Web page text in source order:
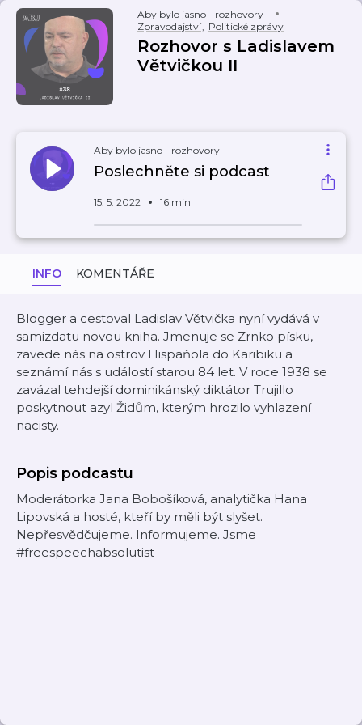
Aby bylo jasno - rozhovory
Zpravodajství, Politické zprávy
Rozhovor s Ladislavem
Větvičkou II
Aby bylo jasno - rozhovory
Poslechněte si podcast
15. 5. 2022 16 min
INFO KOMENTÁŘE
Blogger a cestoval Ladislav Větvička nyní vydává v
samizdatu novou kniha. Jmenuje se Zrnko písku,
zavede nás na ostrov Hispaňola do Karibiku a
seznámí nás s událostí starou 84 let. V roce 1938 se
zavázal tehdejší dominikánský diktátor Trujillo
poskytnout azyl Židům, kterým hrozilo vyhlazení
nacisty.
Popis podcastu
Moderátorka Jana Bobošíková, analytička Hana
Lipovská a hosté, kteří by měli být slyšet.
Nepřesvědčujeme. Informujeme. Jsme
#freespeechabsolutist